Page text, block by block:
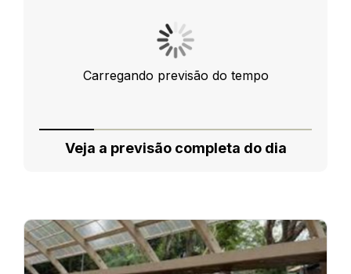
Carregando previsão do tempo
Veja a previsão completa do dia